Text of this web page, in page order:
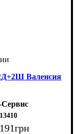
Валенсия
грн